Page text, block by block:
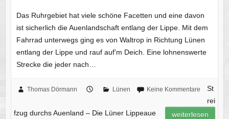
Das Ruhrgebiet hat viele schöne Facetten und eine davon
ist sicherlich die Auenlandschaft entlang der Lippe. Mit dem
Fahrrad unterwegs ging es von Waltrop in Richtung Lünen
entlang der Lippe und rauf auf’m Deich. Eine lohnenswerte
Strecke die jeder nach…
Thomas Dörmann Lünen Keine Kommentare
St
rei
fzug durchs Auenland – Die Lüner Lippeaue
weiterlesen